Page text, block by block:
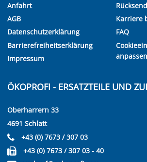
Anfahrt
AGB
Datenschutzerklärung
Barrierefreiheitserklärung
Impressum
Karriere
FAQ
anpassen
ÖKOPROFI - ERSATZTEILE UND
Oberharrern 33
4691 Schlatt
+43 (0) 7673 / 307 03
+43 (0) 7673 / 307 03 - 40